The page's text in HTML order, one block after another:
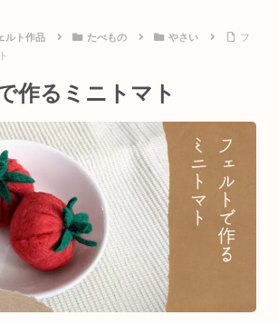
ルト作品 たべもの やさい
フ
作るミニトマト